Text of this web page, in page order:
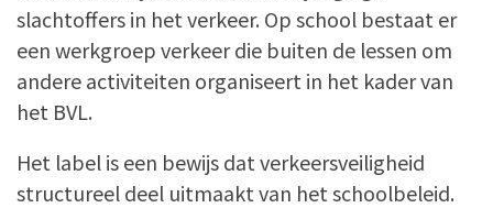
slachtoffers in het verkeer. Op school bestaat er
een werkgroep verkeer die buiten de lessen om
andere activiteiten organiseert in het kader van
het BVL.
Het label is een bewijs dat verkeersveiligheid
structureel deel uitmaakt van het schoolbeleid.